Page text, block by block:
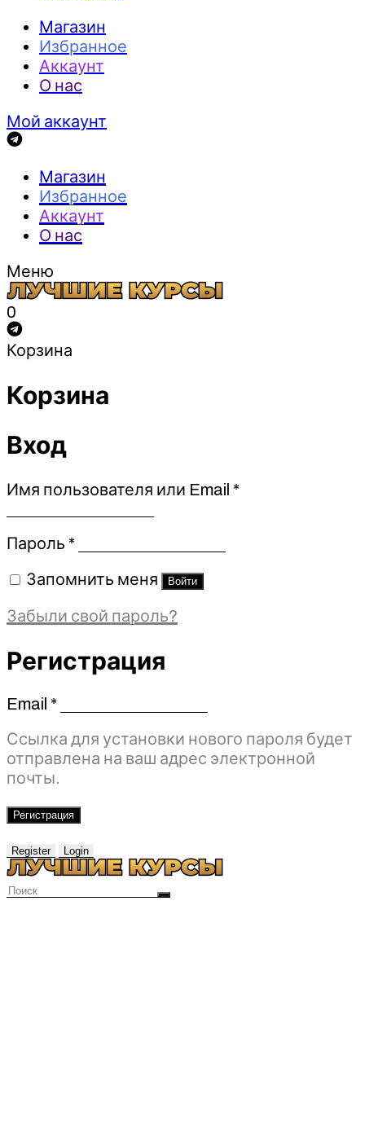
Магазин
Избранное
Аккаунт
О нас
Мой аккаунт
Магазин
Избранное
Аккаунт
О нас
Меню
0
Корзина
Корзина
Вход
Имя пользователя или Email *Обязательно
Пароль *Обязательно
Запомнить меня Войти
Забыли свой пароль?
Регистрация
Email *Обязательно
Ссылка для установки нового пароля будет
отправлена ​​на ваш адрес электронной
почты.
Регистрация
Register Login